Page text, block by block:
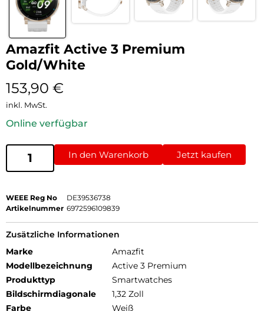
Amazfit Active 3 Premium
Gold/White
153,90 €
inkl. MwSt.
Online verfügbar
In den Warenkorb Jetzt kaufen
WEEE Reg No
DE39536738
Artikelnummer 6972596109839
Zusätzliche Informationen
Marke
Amazfit
Modellbezeichnung
Active 3 Premium
Produkttyp
Smartwatches
Bildschirmdiagonale
1,32 Zoll
Farbe
Weiß